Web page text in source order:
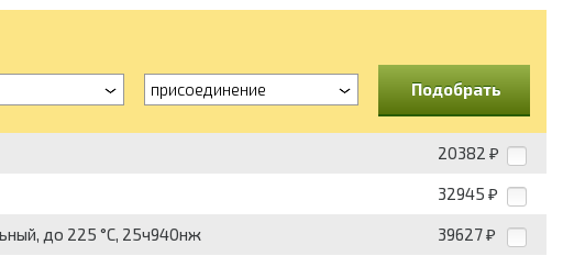
присоединение Подобрать
20382 ₽
32945 ₽
до 225 °С, 25ч940нж 39627 ₽